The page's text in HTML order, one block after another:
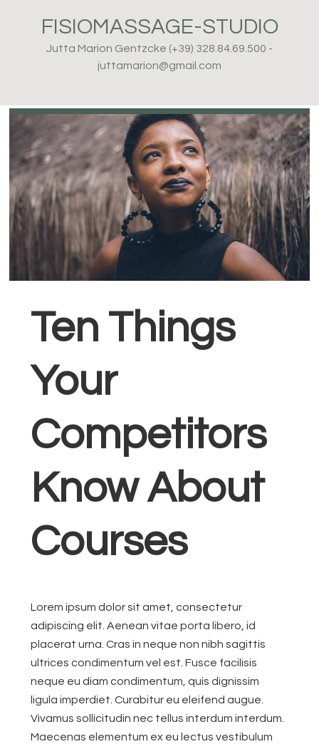
navigazione
contenuto
FISIOMASSAGE-STUDIO
Jutta Marion Gentzcke (+39) 328.84.69.500 -
juttamarion@gmail.com
Ten Things
Your
Competitors
Know About
Courses
Lorem ipsum dolor sit amet, consectetur
adipiscing elit. Aenean vitae porta libero, id
placerat urna. Cras in neque non nibh sagittis
ultrices condimentum vel est. Fusce facilisis
neque eu diam condimentum, quis dignissim
ligula imperdiet. Curabitur eu eleifend augue.
Vivamus sollicitudin nec tellus interdum interdum.
Maecenas elementum ex eu lectus vestibulum